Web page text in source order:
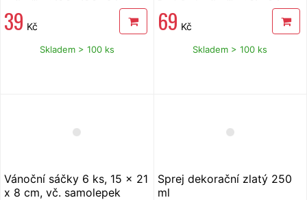
mají velikost 10,2 x 10,2 x 6,4 cm.
Můžete je naplnit vánočním cukrovím
nebo dárky a potěšit své blízké. Sada
obsahuje 6 krabiček přesně jako na
39 Kč
Skladem > 100 ks
Po složení mají velikost 21 x 9,4 x
15,2 cm. Můžete je naplnit dárky a
potěšit své blízké. Sada obsahuje 6
motivů, přesně jako na obrázku.
69 Kč
Skladem > 100 ks
Vánoční sáčky 6 ks, 15 x 21
x 8 cm, vč. samolepek
Sprej dekorační zlatý 250
ml